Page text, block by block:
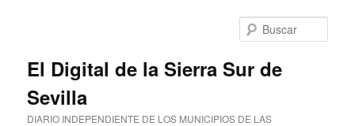
El Digital de la Sierra Sur de
Sevilla
DIARIO INDEPENDIENTE DE LOS MUNICIPIOS DE LAS